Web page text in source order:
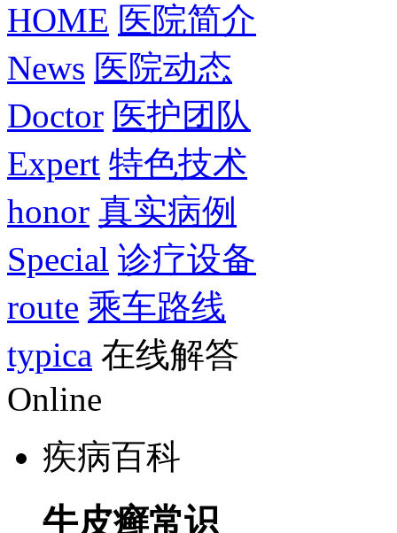
HOME 医院简介
News 医院动态
Doctor 医护团队
Expert 特色技术
honor 真实病例
Special 诊疗设备
route 乘车路线
typica 在线解答
Online
疾病百科
牛皮癣常识